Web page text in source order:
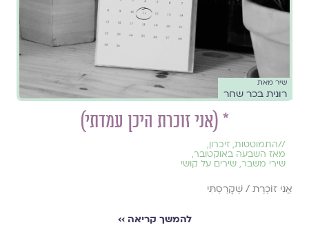
שיר מאת
רונית בכר שחר
* (אני זוכרת היכן עמדתי)
//התמוטטות, זיכרון,
מאז השבעה באוקטובר,
שירי משבר, שירים על קושי
אֲנִי זוֹכֶרֶת / שֶׁקָּרַסְתִּי
להמשך קריאה ››